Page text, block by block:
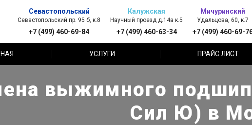
Севастопольский
Севастопольский пр. 95 б, к.8
+7 (499) 460-69-84
Калужская
Научный проезд д.14а к.5
+7 (499) 460-63-34
Мичуринский
Удальцова, 60, к.7
+7 (499) 460-69-
УСЛУГИ ПРАЙС ЛИСТ
выжимного
Сил Ю) в